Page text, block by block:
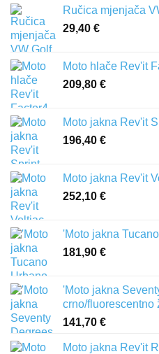
Ručica mjenjača
29,40 €
Moto hlače Rev'it
209,80 €
Moto jakna Rev'it
196,40 €
Moto jakna Rev'it
252,10 €
'Moto jakna
181,90 €
'Moto jakna
crno/fluorescentno
141,70 €
Moto jakna Rev'it